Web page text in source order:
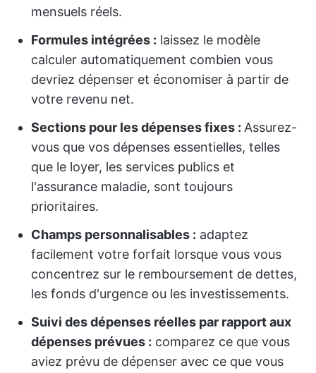
mensuels réels.
Formules intégrées : laissez le modèle
calculer automatiquement combien vous
devriez dépenser et économiser à partir de
votre revenu net.
Sections pour les dépenses fixes : Assurez-
vous que vos dépenses essentielles, telles
que le loyer, les services publics et
l'assurance maladie, sont toujours
prioritaires.
Champs personnalisables : adaptez
facilement votre forfait lorsque vous vous
concentrez sur le remboursement de dettes,
les fonds d'urgence ou les investissements.
Suivi des dépenses réelles par rapport aux
dépenses prévues : comparez ce que vous
aviez prévu de dépenser avec ce que vous